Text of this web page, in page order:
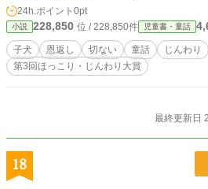
24h.ポイント 0pt
小説 228,850 位 / 228,850件 児童書・童話
子犬 恩返し 切ない 童話
じんわり
第3回ほっこり・じんわり大賞
最終更新日
18